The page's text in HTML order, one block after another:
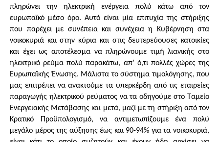
πληρώνει την ηλεκτρική ενέργεια πολύ κάτω από τον
ευρωπαϊκό μέσο όρο. Αυτό είναι μία επιτυχία της στήριξης
που παρέχει με συνέπεια και συνέχεια η Κυβέρνηση στα
νοικοκυριά και στην κύρια και στις δευτερεύουσες κατοικίες
και έχει ως αποτέλεσμα να πληρώνουμε τιμή λιανικής στο
ηλεκτρικό ρεύμα πολύ παρακάτω, απ’ ό,τι πολλές χώρες της
Ευρωπαϊκής Ένωσης. Μάλιστα το σύστημα τιμολόγησης, που
μας επιτρέπει να ανακτούμε τα υπερκέρδη από τις εταιρείες
παραγωγής ηλεκτρικού ρεύματος να τα οδηγούμε στο Ταμείο
Ενεργειακής Μετάβασης και μετά, μαζί με τη στήριξη από τον
Κρατικό Προϋπολογισμό, να αντιμετωπίζουμε ένα πολύ
μεγάλο μέρος της αύξησης έως και 90-94% για τα νοικοκυριά,